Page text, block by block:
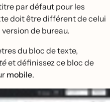
par défaut pour les
doit être différent de celui
de bureau.
du bloc de texte,
et définissez ce bloc de
mobile.